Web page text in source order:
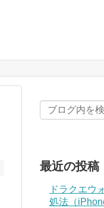
最近の投稿
ドラクエウ
処法（